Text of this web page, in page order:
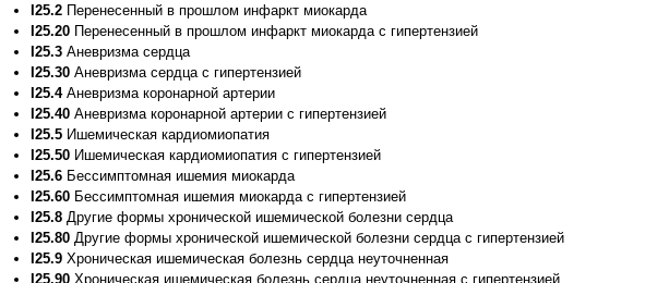
I25.2 Перенесенный в прошлом инфаркт миокарда
I25.20 Перенесенный в прошлом инфаркт миокарда с гипертензией
I25.3 Аневризма сердца
I25.30 Аневризма сердца с гипертензией
I25.4Аневризма коронарной артерии
I25.40 Аневризма коронарной артерии с гипертензией
I25.5 Ишемическая кардиомиопатия
I25.50 Ишемическая кардиомиопатия с гипертензией
I25.6 Бессимптомная ишемия миокарда
I25.60 Бессимптомная ишемия миокарда с гипертензией
I25.8 Другие формы хронической ишемической болезни сердца
I25.80 Другие формы хронической ишемической болезни сердца с гипертензией
I25.9 Хроническая ишемическая болезнь сердца неуточненная
I25.90 Хроническая ишемическая болезнь сердца неуточненная с гипертензией